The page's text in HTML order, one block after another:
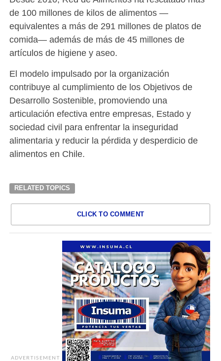
de 100 millones de kilos de alimentos —
equivalentes a más de 291 millones de platos de
comida— además de más de 45 millones de
artículos de higiene y aseo.
El modelo impulsado por la organización
contribuye al cumplimiento de los Objetivos de
Desarrollo Sostenible, promoviendo una
articulación efectiva entre empresas, Estado y
sociedad civil para enfrentar la inseguridad
alimentaria y reducir la pérdida y desperdicio de
alimentos en Chile.
RELATED TOPICS
CLICK TO COMMENT
ADVERTISEMENT